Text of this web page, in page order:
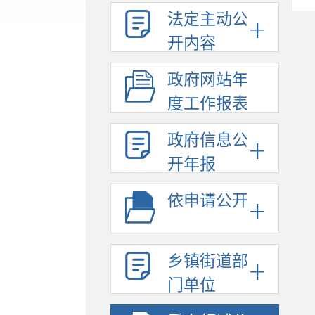
法定主动公
开内容
政府网站年
度工作报表
政府信息公
开年报
依申请公开
乡镇街道部
门单位